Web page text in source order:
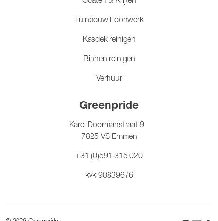
Tuinbouw Loonwerk
Kasdek reinigen
Binnen reinigen
Verhuur
Greenpride
Karel Doormanstraat 9
7825 VS Emmen
+31 (0)591 315 020
kvk 90839676